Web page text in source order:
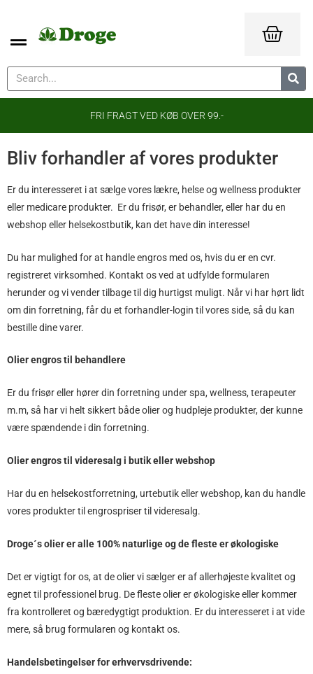
FRI FRAGT VED KØB OVER 99.-
Bliv forhandler af vores produkter
Er du interesseret i at sælge vores lækre, helse og wellness produkter
eller medicare produkter. Er du frisør, er behandler, eller har du en
webshop eller helsekostbutik, kan det have din interesse!
Du har mulighed for at handle engros med os, hvis du er en cvr.
registreret virksomhed. Kontakt os ved at udfylde formularen
herunder og vi vender tilbage til dig hurtigst muligt. Når vi har hørt lidt
om din forretning, får du et forhandler-login til vores side, så du kan
bestille dine varer.
Olier engros til behandlere
Er du frisør eller hører din forretning under spa, wellness, terapeuter
m.m, så har vi helt sikkert både olier og hudpleje produkter, der kunne
være spændende i din forretning.
Olier engros til videresalg i butik eller webshop
Har du en helsekostforretning, urtebutik eller webshop, kan du handle
vores produkter til engrospriser til videresalg.
Droge´s olier er alle 100% naturlige og de fleste er økologiske
Det er vigtigt for os, at de olier vi sælger er af allerhøjeste kvalitet og
egnet til professionel brug. De fleste olier er økologiske eller kommer
fra kontrolleret og bæredygtigt produktion. Er du interesseret i at vide
mere, så brug formularen og kontakt os.
Handelsbetingelser for erhvervsdrivende: